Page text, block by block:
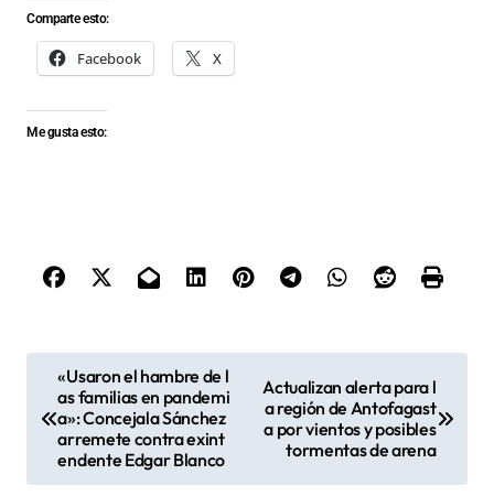
Comparte esto:
Facebook X
Me gusta esto:
e
«Usaron el hambre de l
as familias en pandemi
a»: Concejala Sánchez
arremete contra exint
endente Edgar Blanco
Actualizan alerta para l
a región de Antofagast
a por vientos y posibles
tormentas de arena